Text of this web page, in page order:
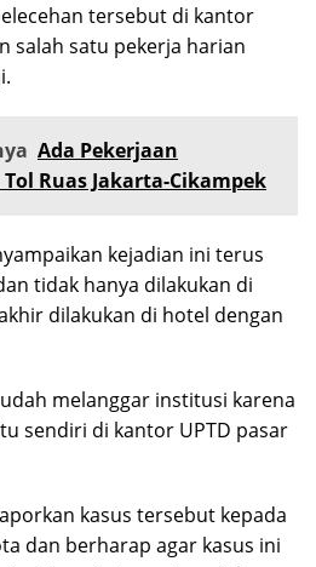
tersebut di kantor
salah satu pekerja harian
Ada Pekerjaan
Ruas Jakarta-Cikampek
kejadian ini terus
tidak hanya dilakukan di
dilakukan di hotel dengan
melanggar institusi karena
sendiri di kantor UPTD pasar
kasus tersebut kepada
dan berharap agar kasus ini